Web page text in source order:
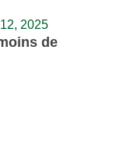
2025
de